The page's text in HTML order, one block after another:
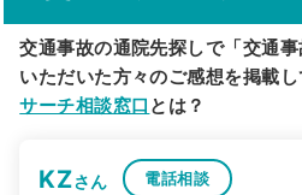
交通事故の通院先探しで「交通
いただいた方々のご感想を掲載
サーチ相談窓口 とは？
KZさん 電話相談